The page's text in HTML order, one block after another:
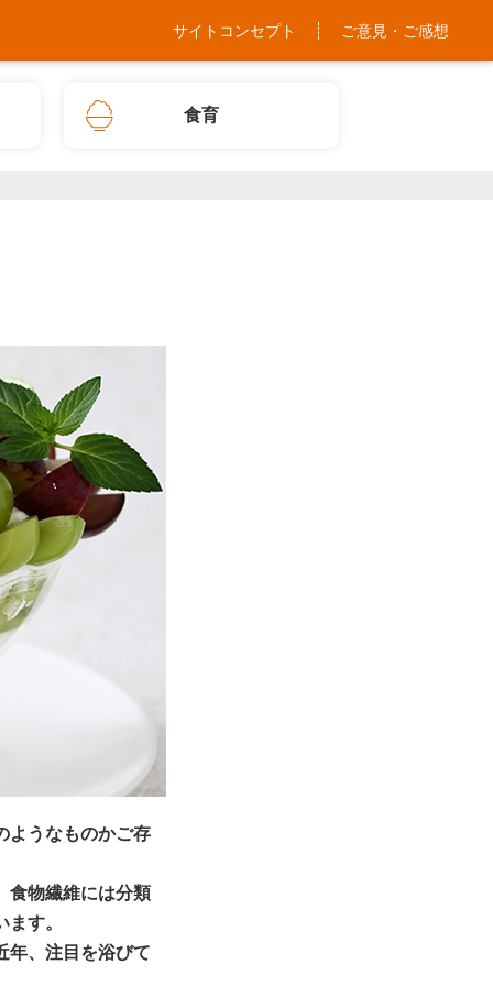
サイトコンセプト ご意見・ご感想
食育
ようなものかご存
食物繊維には分類
す。
年、注目を浴びて